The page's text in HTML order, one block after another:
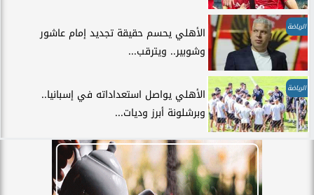
الرياضة
الأهلي يحسم حقيقة تجديد إمام عاشور
وشوبير.. ويترقب...
الرياضة
الأهلي يواصل استعداداته في إسبانيا..
وبرشلونة أبرز وديات...